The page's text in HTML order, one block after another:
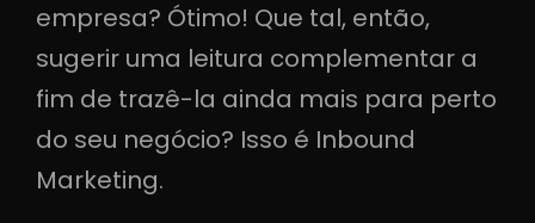
empresa? Ótimo! Que tal, então,
sugerir uma leitura complementar a
fim de trazê-la ainda mais para perto
do seu negócio? Isso é Inbound
Marketing.